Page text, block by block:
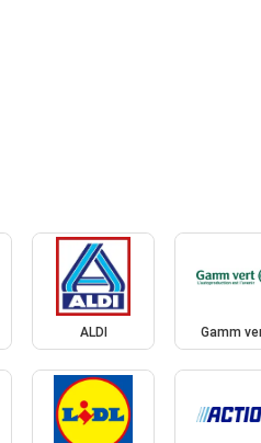
ALDI Gamm